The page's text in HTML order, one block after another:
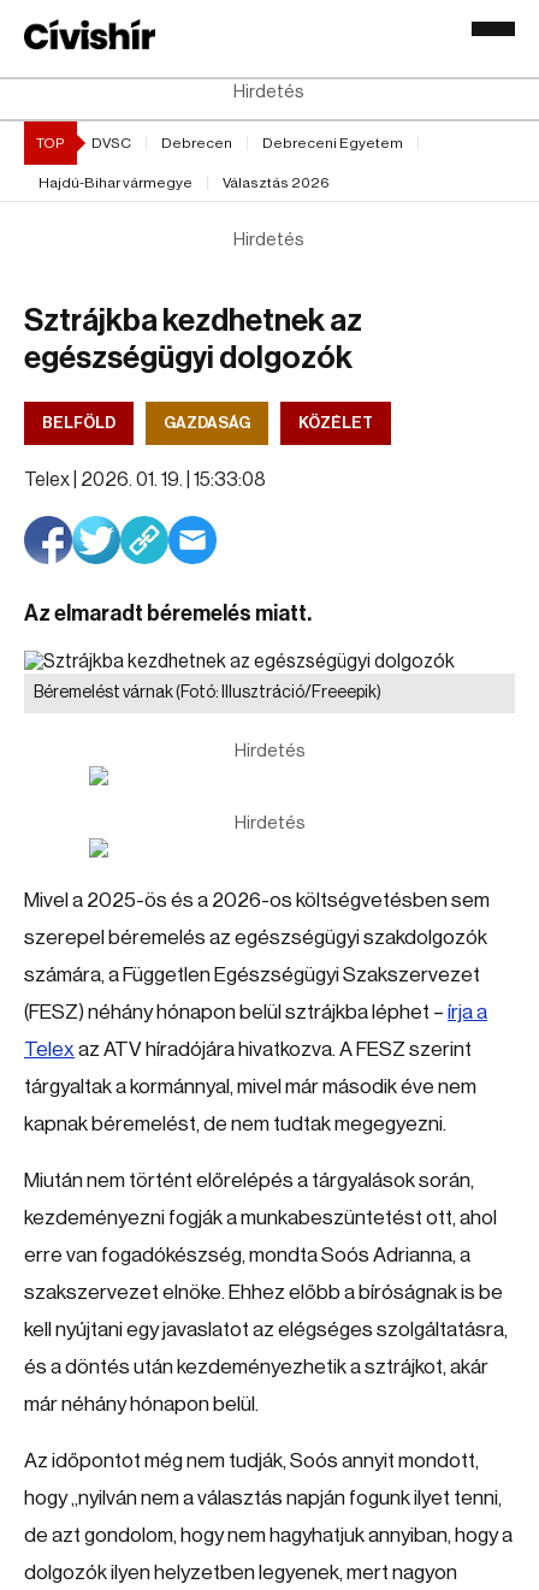
Hirdetés
TOP DVSC Debrecen Debreceni Egyetem
Hajdú-Bihar vármegye Választás 2026
Hirdetés
Sztrájkba kezdhetnek az
egészségügyi dolgozók
BELFÖLD GAZDASÁG KÖZÉLET
Telex | 2026. 01. 19. | 15:33:08
Az elmaradt béremelés miatt.
Béremelést várnak(Fotó: Illusztráció/Freeepik)
Hirdetés
Hirdetés
Mivel a 2025-ös és a 2026-os költségvetésben sem
szerepel béremelés az egészségügyi szakdolgozók
számára, a Független Egészségügyi Szakszervezet
(FESZ) néhány hónapon belül sztrájkba léphet – írja a
Telex az ATV híradójára hivatkozva. A FESZ szerint
tárgyaltak a kormánnyal, mivel már második éve nem
kapnak béremelést, de nem tudtak megegyezni.
Miután nem történt előrelépés a tárgyalások során,
kezdeményezni fogják a munkabeszüntetést ott, ahol
erre van fogadókészség, mondta Soós Adrianna, a
szakszervezet elnöke. Ehhez előbb a bíróságnak is be
kell nyújtani egy javaslatot az elégséges szolgáltatásra,
és a döntés után kezdeményezhetik a sztrájkot, akár
már néhány hónapon belül.
Az időpontot még nem tudják, Soós annyit mondott,
hogy „nyilván nem a választás napján fogunk ilyet tenni,
de azt gondolom, hogy nem hagyhatjuk annyiban, hogy a
dolgozók ilyen helyzetben legyenek, mert nagyon